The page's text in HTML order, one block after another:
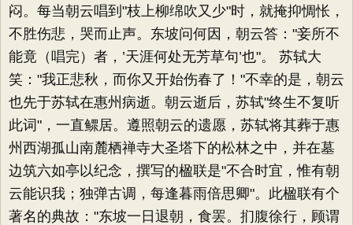
闷。每当朝云唱到"枝上柳绵吹又少"时，就掩抑惆怅，
不胜伤悲，哭而止声。东坡问何因，朝云答："妾所不
能竟（唱完）者，’天涯何处无芳草句’也"。 苏轼大
笑："我正悲秋，而你又开始伤春了！"不幸的是，朝云
也先于苏轼在惠州病逝。朝云逝后，苏轼"终生不复听
此词"，一直鳏居。遵照朝云的遗愿，苏轼将其葬于惠
州西湖孤山南麓栖禅寺大圣塔下的松林之中，并在墓
边筑六如亭以纪念，撰写的楹联是"不合时宜，惟有朝
云能识我；独弹古调，每逢暮雨倍思卿"。此楹联有个
著名的典故："东坡一日退朝，食罢。扪腹徐行，顾谓